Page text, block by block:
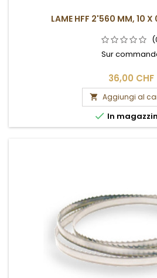
LAME HFF 2'560 MM, 10
Sur
36,00 CHF
 Aggiungi al
 In